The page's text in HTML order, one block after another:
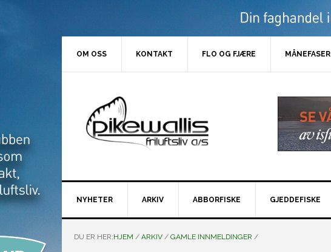
OM OSS KONTAKT FLO OG FJÆRE MÅNEFASER
NYHETER ARKIV ABBORFISKE GJEDDEFISKE
DU ER HER:HJEM / ARKIV / GAMLE INNMELDINGER /